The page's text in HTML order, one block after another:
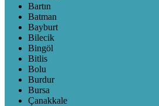
Bartın
Batman
Bayburt
Bilecik
Bingöl
Bitlis
Bolu
Burdur
Bursa
Çanakkale